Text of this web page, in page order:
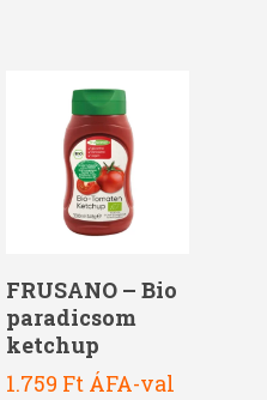
Kosárba Teszem
FRUSANO – Bio
paradicsom
ketchup
1.759 Ft ÁFA-val